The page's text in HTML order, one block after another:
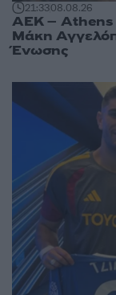
21:3308.08.26
ΑΕΚ – Athens
Μάκη
Ένωσης